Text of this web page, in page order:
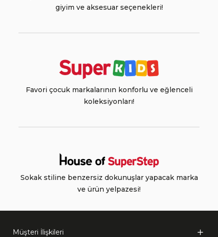
giyim ve aksesuar seçenekleri!
Favori çocuk markalarının konforlu ve eğlenceli
koleksiyonları!
Sokak stiline benzersiz dokunuşlar yapacak marka
ve ürün yelpazesi!
Müşteri İlişkileri